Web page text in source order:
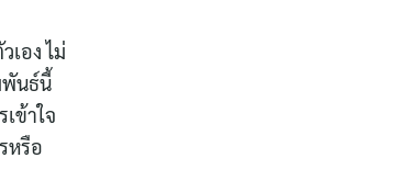
อง ไม่
พันธ์นี้
ข้าใจ
หรือ